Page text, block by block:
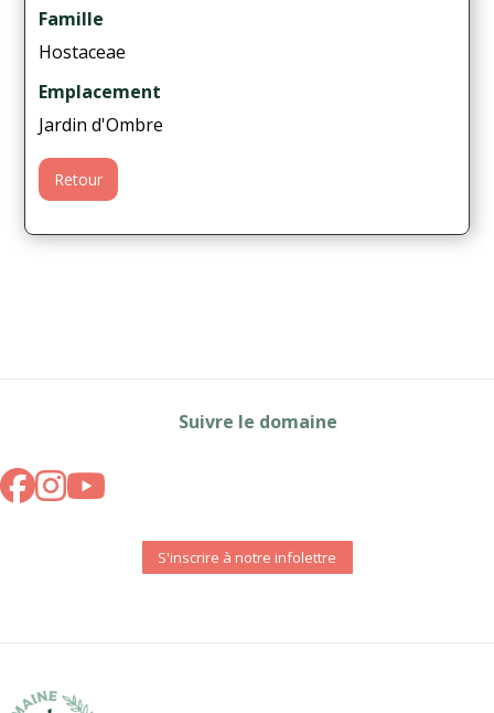
Famille
Hostaceae
Emplacement
Jardin d'Ombre
Retour
Suivre le domaine
S'inscrire à notre infolettre